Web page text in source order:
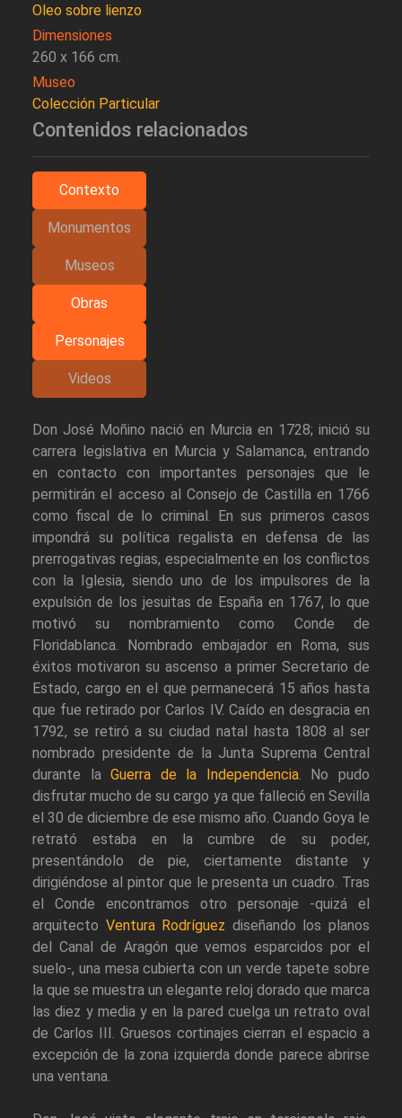
Oleo sobre lienzo
Dimensiones
260 x 166 cm.
Museo
Colección Particular
Contenidos relacionados
Contexto
Monumentos
Museos
Obras
Personajes
Videos
Don José Moñino nació en Murcia en 1728; inició su
carrera legislativa en Murcia y Salamanca, entrando
en contacto con importantes personajes que le
permitirán el acceso al Consejo de Castilla en 1766
como fiscal de lo criminal. En sus primeros casos
impondrá su política regalista en defensa de las
prerrogativas regias, especialmente en los conflictos
con la Iglesia, siendo uno de los impulsores de la
expulsión de los jesuitas de España en 1767, lo que
motivó su nombramiento como Conde de
Floridablanca. Nombrado embajador en Roma, sus
éxitos motivaron su ascenso a primer Secretario de
Estado, cargo en el que permanecerá 15 años hasta
que fue retirado por Carlos IV. Caído en desgracia en
1792, se retiró a su ciudad natal hasta 1808 al ser
nombrado presidente de la Junta Suprema Central
durante laGuerra de la Independencia. No pudo
disfrutar mucho de su cargo ya que falleció en Sevilla
el 30 de diciembre de ese mismo año. Cuando Goya le
retrató estaba en la cumbre de su poder,
presentándolo de pie, ciertamente distante y
dirigiéndose al pintor que le presenta un cuadro. Tras
el Conde encontramos otro personaje -quizá el
arquitecto Ventura Rodríguez diseñando los planos
del Canal de Aragón que vemos esparcidos por el
suelo-, una mesa cubierta con un verde tapete sobre
la que se muestra un elegante reloj dorado que marca
las diez y media y en la pared cuelga un retrato oval
de Carlos III. Gruesos cortinajes cierran el espacio a
excepción de la zona izquierda donde parece abrirse
una ventana.